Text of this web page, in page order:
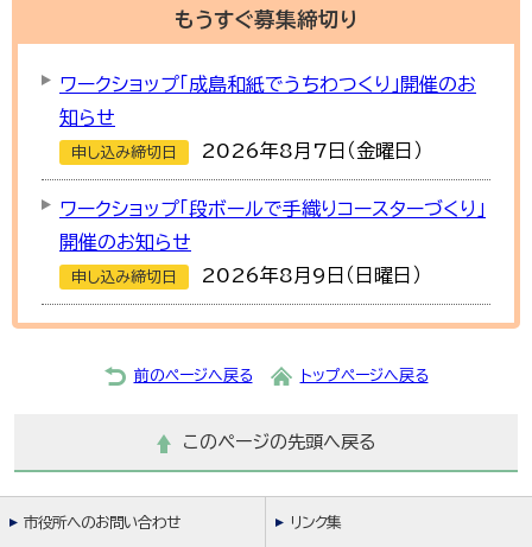
もうすぐ募集締切り
ワークショップ「成島和紙でうちわつくり」開催のお
知らせ
申し込み締切日 2026年8月7日（金曜日）
ワークショップ「段ボールで手織りコースターづくり」
開催のお知らせ
申し込み締切日 2026年8月9日（日曜日）
前のページへ戻る トップページへ戻る
このページの先頭へ戻る
市役所へのお問い合わせ リンク集